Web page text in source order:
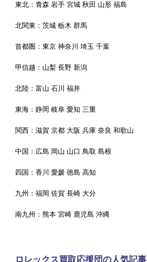
東北：青森 岩手 宮城 秋田 山形 福島
北関東：茨城 栃木 群馬
首都圏：東京 神奈川 埼玉 千葉
甲信越： 山梨 長野 新潟
北陸：富山 石川 福井
東海：静岡 岐阜 愛知 三重
関西：滋賀 京都 大阪 兵庫 奈良 和歌山
中国： 広島 岡山 山口 鳥取 島根
四国：香川 愛媛 徳島 高知
九州：福岡 佐賀 長崎 大分
南九州：熊本 宮崎 鹿児島 沖縄
ロレックス買取応援団の人気記事